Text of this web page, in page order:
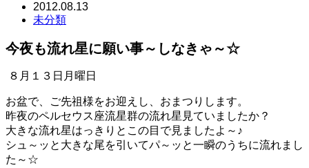
2012.08.13
未分類
今夜も流れ星に願い事～しなきゃ～☆
８月１３日月曜日
お盆で、ご先祖様をお迎えし、おまつりします。
昨夜のペルセウス座流星群の流れ星見ていましたか？
大きな流れ星はっきりとこの目で見ましたよ～♪
シュ～ッと大きな尾を引いてパ～ッと一瞬のうちに流れまし
た～☆